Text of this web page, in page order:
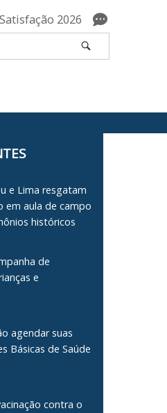
2026
e Lima resgatam
em aula de campo
históricos
de
e
agendar suas
Básicas de Saúde
contra o